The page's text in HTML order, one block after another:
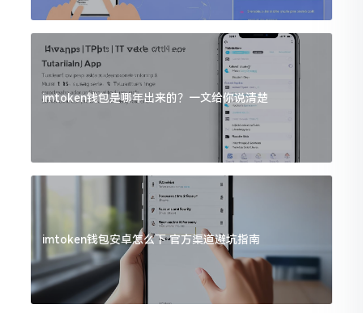
imtoken钱包是哪年出来的？一文给你说清楚
imtoken钱包安卓怎么下 官方渠道避坑指南